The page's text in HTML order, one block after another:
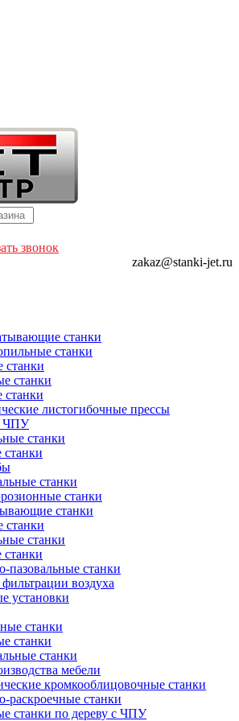
звонок
zakaz@stanki-jet.ru
станки
станки
станки
станки
станки
листогибочные прессы
ЧПУ
станки
станки
станки
станки
станки
станки
станки
станки
пазовальные станки
воздуха
установки
станки
станки
станки
мебели
кромкооблицовочные станки
раскроечные станки
станки по дереву с ЧПУ